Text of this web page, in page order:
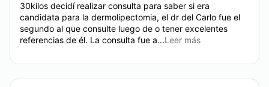
30kilos decidí realizar consulta para saber si era
candidata para la dermolipectomia, el dr del Carlo fue el
segundo al que consulte luego de o tener excelentes
referencias de él. La consulta fue a...Leer más